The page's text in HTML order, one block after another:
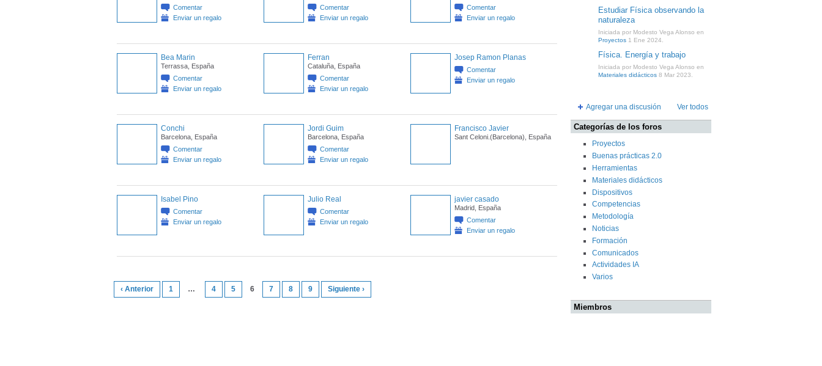
Comentar
Enviar un regalo
Comentar
Enviar un regalo
Comentar
Enviar un regalo
Bea Marin
Terrassa, España
Comentar
Enviar un regalo
Ferran
Cataluña, España
Comentar
Enviar un regalo
Josep Ramon Planas
Comentar
Enviar un regalo
Conchi
Barcelona, España
Comentar
Enviar un regalo
Jordi Guim
Barcelona, España
Comentar
Enviar un regalo
Francisco Javier
Sant Celoni.(Barcelona), España
Isabel Pino
Comentar
Enviar un regalo
Julio Real
Comentar
Enviar un regalo
javier casado
Madrid, España
Comentar
Enviar un regalo
‹ Anterior 1 … 4 5 6 7 8 9 Siguiente ›
Estudiar Física observando la
naturaleza
Iniciada por Modesto Vega Alonso en
Proyectos 1 Ene 2024.
Física. Energía y trabajo
Iniciada por Modesto Vega Alonso en
Materiales didácticos 8 Mar 2023.
Agregar una discusión Ver todos
Categorías de los foros
Proyectos
Buenas prácticas 2.0
Herramientas
Materiales didácticos
Dispositivos
Competencias
Metodología
Noticias
Formación
Comunicados
Actividades IA
Varios
Miembros